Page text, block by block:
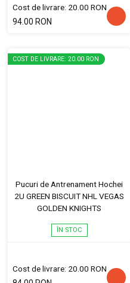
Cost de livrare: 20.00 RON
94.00 RON
COST DE LIVRARE: 20.00 RON
Pucuri de Antrenament Hochei
2U GREEN BISCUIT NHL VEGAS
GOLDEN KNIGHTS
ÎN STOC
Cost de livrare: 20.00 RON